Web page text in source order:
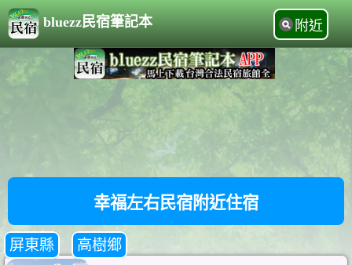
bluezz民宿筆記本 附近
幸福左右民宿附近住宿
屏東縣 高樹鄉